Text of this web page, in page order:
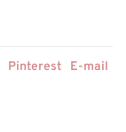
Pinterest E-mail